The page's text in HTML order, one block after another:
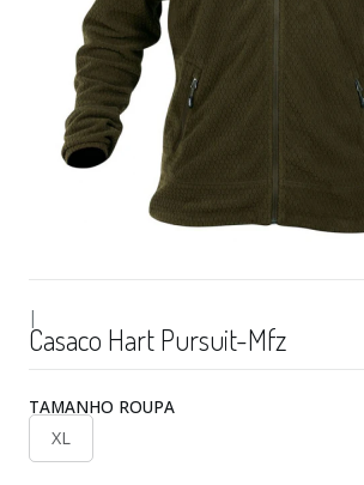
|
Casaco Hart Pursuit-Mfz
TAMANHO ROUPA
XL